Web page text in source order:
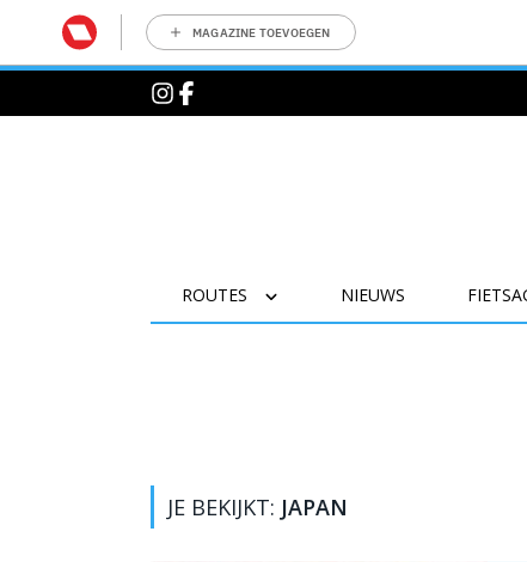
MAGAZINE TOEVOEGEN
ROUTES NIEUWS
JE BEKIJKT: JAPAN